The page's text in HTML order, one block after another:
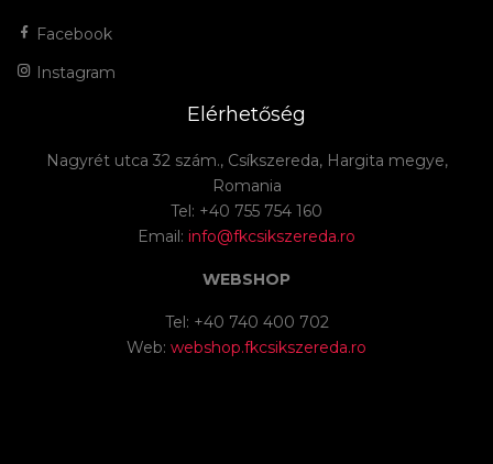
Facebook
Instagram
Elérhetőség
Nagyrét utca 32 szám., Csíkszereda, Hargita megye,
Romania
Tel: +40 755 754 160
Email: info@fkcsikszereda.ro
WEBSHOP
Tel: +40 740 400 702
Web: webshop.fkcsikszereda.ro